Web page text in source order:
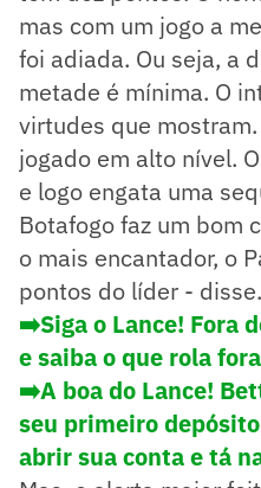
mas com um jogo a
foi adiada. Ou seja, a
metade é mínima. O
virtudes que
jogado em alto nível.
e logo engata uma
Botafogo faz um bom
o mais encantador, o
pontos do líder - disse.
➡️Siga o Lance! Fora
e saiba o que rola
➡️A boa do Lance!
seu primeiro
abrir sua conta e tá